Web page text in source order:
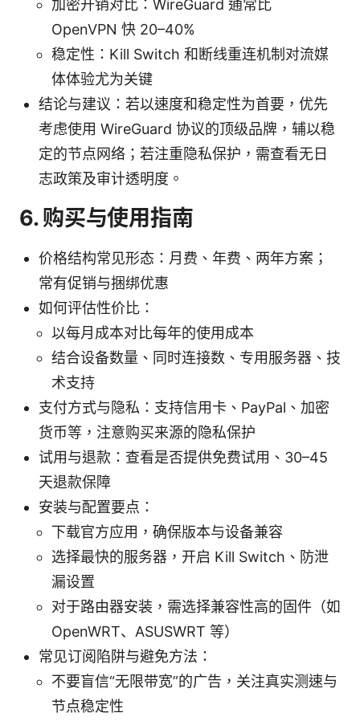
加密开销对比：WireGuard 通常比
OpenVPN 快 20–40%
稳定性：Kill Switch 和断线重连机制对流媒
体体验尤为关键
结论与建议：若以速度和稳定性为首要，优先
考虑使用 WireGuard 协议的顶级品牌，辅以稳
定的节点网络；若注重隐私保护，需查看无日
志政策及审计透明度。
6. 购买与使用指南
价格结构常见形态：月费、年费、两年方案；
常有促销与捆绑优惠
如何评估性价比：
以每月成本对比每年的使用成本
结合设备数量、同时连接数、专用服务器、技
术支持
支付方式与隐私：支持信用卡、PayPal、加密
货币等，注意购买来源的隐私保护
试用与退款：查看是否提供免费试用、30–45
天退款保障
安装与配置要点：
下载官方应用，确保版本与设备兼容
选择最快的服务器，开启 Kill Switch、防泄
漏设置
对于路由器安装，需选择兼容性高的固件（如
OpenWRT、ASUSWRT 等）
常见订阅陷阱与避免方法：
不要盲信“无限带宽”的广告，关注真实测速与
节点稳定性